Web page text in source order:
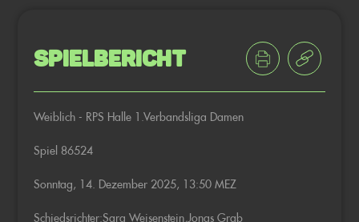
Spielbericht
Weiblich - RPS Halle 1.Verbandsliga Damen
Spiel 86524
Sonntag, 14. Dezember 2025, 13:50 MEZ
Schiedsrichter:Sara Weisenstein,Jonas Grab